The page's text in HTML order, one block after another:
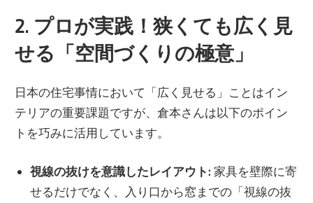
2. プロが実践！狭くても広く見
せる「空間づくりの極意」
日本の住宅事情において「広く見せる」ことはイン
テリアの重要課題ですが、倉本さんは以下のポイン
トを巧みに活用しています。
視線の抜けを意識したレイアウト: 家具を壁際に寄
せるだけでなく、入り口から窓までの「視線の抜